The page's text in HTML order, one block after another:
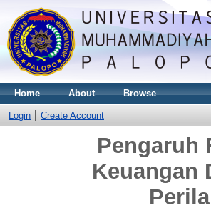
Home About Browse
Login Create Account
Pengaruh
Keuangan